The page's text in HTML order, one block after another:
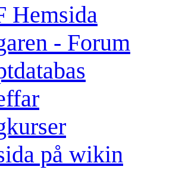
Hemsida
- Forum
på wikin